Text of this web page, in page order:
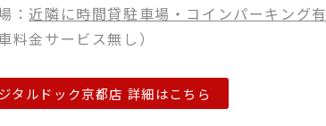
：近隣に時間貸駐車場・コインパーキング有
料金サービス無し）
タルドック京都店 詳細はこちら